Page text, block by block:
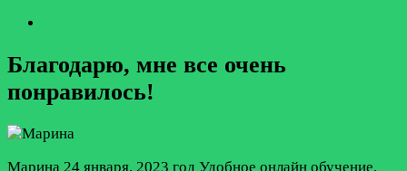
Благодарю, мне все очень
понравилось!
Марина 24 января, 2023 год Удобное онлайн обучение.